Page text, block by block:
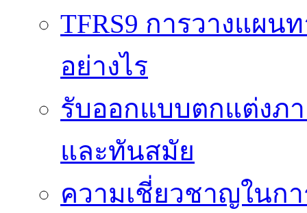
TFRS9 การวางแผน
อย่างไร
รับออกแบบตกแต่งภ
และทันสมัย
ความเชี่ยวชาญในก